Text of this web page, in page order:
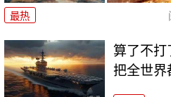
最热
算了不打
把全世界